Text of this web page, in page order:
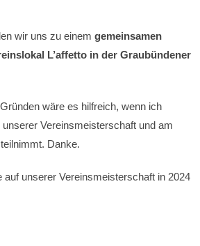
wir uns zu einem gemeinsamen
L’affetto in der Graubündener
wäre es hilfreich, wenn ich
Vereinsmeisterschaft und am
Danke.
auf unserer Vereinsmeisterschaft in 2024